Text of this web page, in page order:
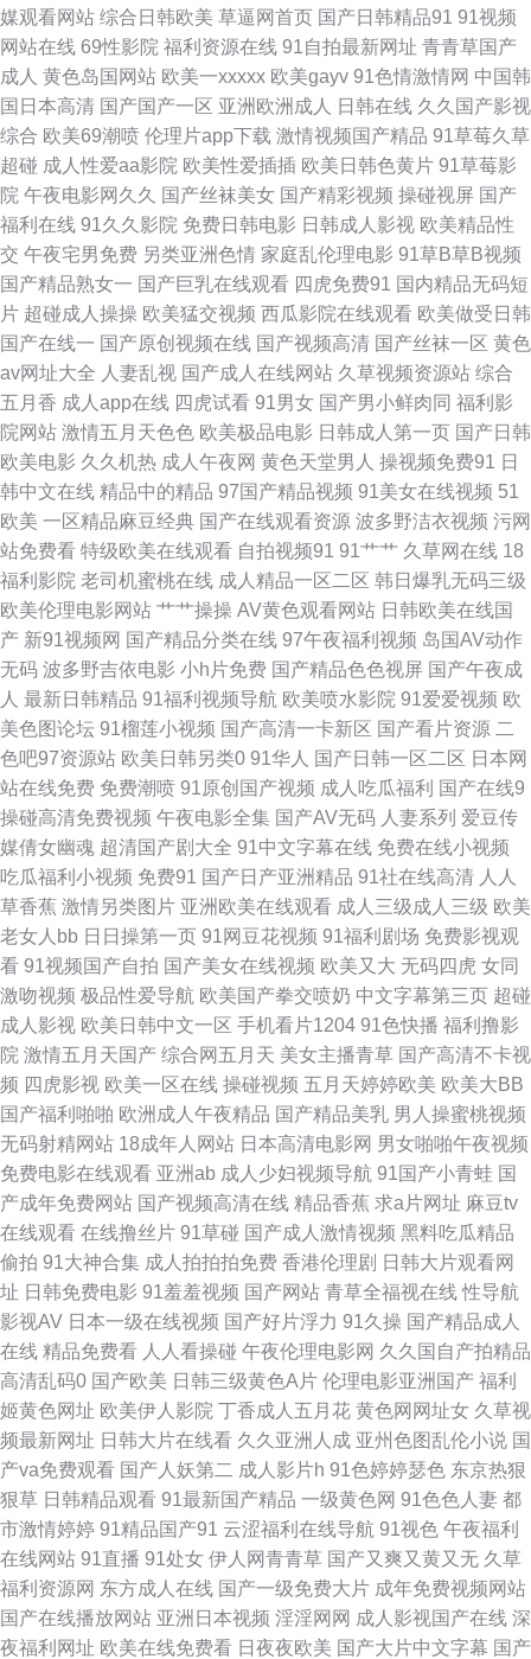
产欧美亚洲国产 91次园 成人刺激91 日本啊V网 97伦理影院 伦理深喉 自拍h
网 超碰91操人人 欧美一区二区操逼视频 91网站黄页 久草欧美人妻精品 香蕉
网伊 91探花内射 黑料51第一页 www午夜com 欧美在线看 91干逼免费 国产
福利AV在线播放 51麻豆精品 大香蕉导 欧美性爱一区 欧美日本三级伦理日本
五月天AV原创 蜜桃社一区二区 91韩国伊人五码 91秘片网站 狠狠日综合网
91传媒免费入口 大香蕉伊人色色 日韩激情网址 91国产高清视频 久久肏屄视
频收看 在线播放成人a AV网站 欧美日韩成人一区 91传媒免费看 国产精品久
久亚 亚洲精品无码一区二 97啪啪 蜜桃成人无码精品 91黄色链接 九一热re
在线加勒比av www狠狠草 日韩久久经典 91中文足交 日日夜夜肏妹子 亚洲
欧美日韩国产成人 国产精品久久自啪 熟妇人妻一区二区 男人的天堂东京道
91VA片 豆花论坛 日韩精品在线导航 大香蕉在线官网 色综合社区 91人人 狠
狠艹狠狠 俺来也听听婷 日韩三级网址导航 92福利在线 91大香蕉 国产精品久
婷 三级全黄在线观看视频 91色小孩导航 99视频在线你懂得 亚洲主播国产
91黑料官网 超碰人与兽超碰 91免费视频观看 手机免费福利视频91 国产精品
在线性爱 亚洲一区二区三区婷婷 九一社区在线观看 超碰在线社区 99久久精
品 91国产福利视频导航 海角资源总站 伊人大久av 国产第一页在线观看 偷拍
福利导航 91在线视 蜜桃网A片免费看 91在线视频福利姬 日本国产欧美亚洲
91在线bb 免费观看mv入口 91国产品美女视频 国产日本精品久久 先锋影视
资源Va 超碰操人人 91黑丝黑料在线观看 久热这里都是精品19 91国产资源
精品久久一 99秦先生在线视频 不卡AV福利 国产午夜精品探花寻花 第一福利
视频91 欧美亚洲成人网站在线 91麻豆久久 成人福利导航大全 黑料视频 五月
天AV原创 91sehuatang 操碰在线视频95av 精品亚洲无码一区二区 91精品
高跟玉足 国产精品久久17 日韩综合 91九色导航大全 久草九九 婷婷午夜精品
久久一区 91磁力 久久九九一区国产 91看片婬黄大片在看 日韩伦理在线视频
大香蕉狼人窝 午夜AV福利在线导航 国产豆花在线操 午夜福利院281 国产av
网页 亚洲欧洲别类日本 丝瓜女同视频下载旧 欧美日韩国产a视频 91青草草
狼友亚洲福利 91传媒在线观看视频 韩国表妹自拍 91大香焦Cn 国产在线色
情 亚洲色呦呦 久久嫩草精品性视频 91啪啪啪免费网址 久久熟女国产精品 91
媒观看网站 综合日韩欧美 草逼网首页 国产日韩精品91 91视频
网站在线 69性影院 福利资源在线 91自拍最新网址 青青草国产
成人 黄色岛国网站 欧美一xxxxx 欧美gayv 91色情激情网 中国韩
国日本高清 国产国产一区 亚洲欧洲成人 日韩在线 久久国产影视
综合 欧美69潮喷 伦理片app下载 激情视频国产精品 91草莓久草
超碰 成人性爱aa影院 欧美性爱插插 欧美日韩色黄片 91草莓影
院 午夜电影网久久 国产丝袜美女 国产精彩视频 操碰视屏 国产
福利在线 91久久影院 免费日韩电影 日韩成人影视 欧美精品性
交 午夜宅男免费 另类亚洲色情 家庭乱伦理电影 91草B草B视频
国产精品熟女一 国产巨乳在线观看 四虎免费91 国内精品无码短
片 超碰成人操操 欧美猛交视频 西瓜影院在线观看 欧美做受日韩
国产在线一 国产原创视频在线 国产视频高清 国产丝袜一区 黄色
av网址大全 人妻乱视 国产成人在线网站 久草视频资源站 综合
五月香 成人app在线 四虎试看 91男女 国产男小鲜肉同 福利影
院网站 激情五月天色色 欧美极品电影 日韩成人第一页 国产日韩
欧美电影 久久机热 成人午夜网 黄色天堂男人 操视频免费91 日
韩中文在线 精品中的精品 97国产精品视频 91美女在线视频 51
欧美 一区精品麻豆经典 国产在线观看资源 波多野洁衣视频 污网
站免费看 特级欧美在线观看 自拍视频91 91艹艹 久草网在线 18
福利影院 老司机蜜桃在线 成人精品一区二区 韩日爆乳无码三级
欧美伦理电影网站 艹艹操操 AV黄色观看网站 日韩欧美在线国
产 新91视频网 国产精品分类在线 97午夜福利视频 岛国AV动作
无码 波多野吉依电影 小h片免费 国产精品色色视屏 国产午夜成
人 最新日韩精品 91福利视频导航 欧美喷水影院 91爱爱视频 欧
美色图论坛 91榴莲小视频 国产高清一卡新区 国产看片资源 二
色吧97资源站 欧美日韩另类0 91华人 国产日韩一区二区 日本网
站在线免费 免费潮喷 91原创国产视频 成人吃瓜福利 国产在线9
操碰高清免费视频 午夜电影全集 国产AV无码 人妻系列 爱豆传
媒倩女幽魂 超清国产剧大全 91中文字幕在线 免费在线小视频
吃瓜福利小视频 免费91 国产日产亚洲精品 91社在线高清 人人
草香蕉 激情另类图片 亚洲欧美在线观看 成人三级成人三级 欧美
老女人bb 日日操第一页 91网豆花视频 91福利剧场 免费影视观
看 91视频国产自拍 国产美女在线视频 欧美又大 无码四虎 女同
激吻视频 极品性爱导航 欧美国产拳交喷奶 中文字幕第三页 超碰
成人影视 欧美日韩中文一区 手机看片1204 91色快播 福利撸影
院 激情五月天国产 综合网五月天 美女主播青草 国产高清不卡视
频 四虎影视 欧美一区在线 操碰视频 五月天婷婷欧美 欧美大BB
国产福利啪啪 欧洲成人午夜精品 国产精品美乳 男人操蜜桃视频
无码射精网站 18成年人网站 日本高清电影网 男女啪啪午夜视频
免费电影在线观看 亚洲ab 成人少妇视频导航 91国产小青蛙 国
产成年免费网站 国产视频高清在线 精品香蕉 求a片网址 麻豆tv
在线观看 在线撸丝片 91草碰 国产成人激情视频 黑料吃瓜精品
偷拍 91大神合集 成人拍拍拍免费 香港伦理剧 日韩大片观看网
址 日韩免费电影 91羞羞视频 国产网站 青草全福视在线 性导航
影视AV 日本一级在线视频 国产好片浮力 91久操 国产精品成人
在线 精品免费看 人人看操碰 午夜伦理电影网 久久国自产拍精品
高清乱码0 国产欧美 日韩三级黄色A片 伦理电影亚洲国产 福利
姬黄色网址 欧美伊人影院 丁香成人五月花 黄色网网址女 久草视
频最新网址 日韩大片在线看 久久亚洲人成 亚州色图乱伦小说 国
产va免费观看 国产人妖第二 成人影片h 91色婷婷瑟色 东京热狠
狠草 日韩精品观看 91最新国产精品 一级黄色网 91色色人妻 都
市激情婷婷 91精品国产91 云涩福利在线导航 91视色 午夜福利
在线网站 91直播 91处女 伊人网青青草 国产又爽又黄又无 久草
福利资源网 东方成人在线 国产一级免费大片 成年免费视频网站
国产在线播放网站 亚洲日本视频 淫淫网网 成人影视国产在线 深
夜福利网址 欧美在线免费看 日夜夜欧美 国产大片中文字幕 国产